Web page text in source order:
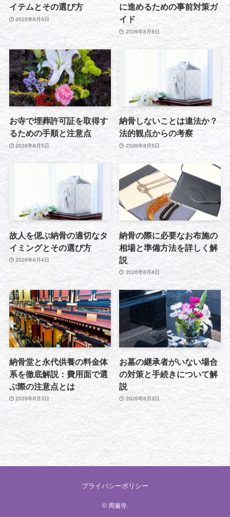
イテムとその選び方
2026年8月6日
に進めるための事前対策ガ
イド
2026年8月6日
お寺で埋葬許可証を取得す
るための手順と注意点
2026年8月5日
納骨しないことは違法か？
法的観点からの考察
2026年8月5日
故人を偲ぶ納骨の適切なタ
イミングとその選び方
2026年8月4日
納骨の際に必要なお布施の
相場と準備方法を詳しく解
説
2026年8月4日
納骨堂と永代供養の料金体
系を徹底解説：費用面で選
ぶ際の注意点とは
2026年8月3日
お墓の継承者がいない場合
の対策と手続きについて解
説
2026年8月3日
プライバシーポリシー
©周遍寺.